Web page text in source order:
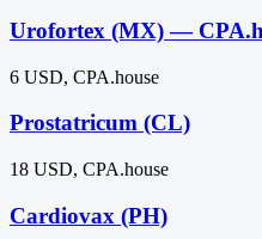
Urofortex (MX) —
6 USD, CPA.house
Prostatricum (CL)
18 USD, CPA.house
Cardiovax (PH)